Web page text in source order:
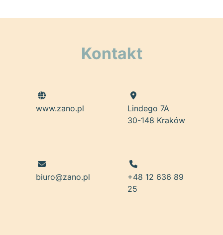
Kontakt
www.zano.pl
Lindego 7A
30-148 Kraków
biuro@zano.pl
+48 12 636 89
25